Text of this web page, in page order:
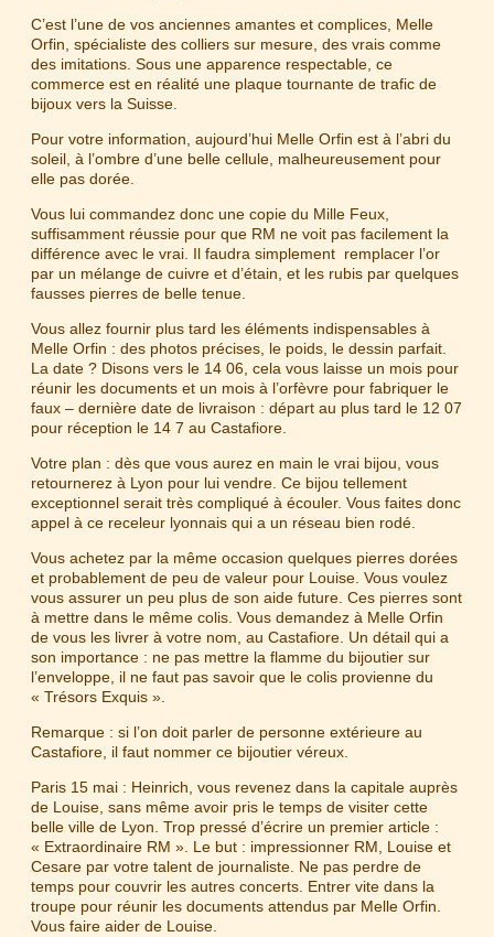
C’est l’une de vos anciennes amantes et complices, Melle
Orfin, spécialiste des colliers sur mesure, des vrais comme
des imitations. Sous une apparence respectable, ce
commerce est en réalité une plaque tournante de trafic de
bijoux vers la Suisse.
Pour votre information, aujourd’hui Melle Orfin est à l’abri du
soleil, à l’ombre d’une belle cellule, malheureusement pour
elle pas dorée.
Vous lui commandez donc une copie du Mille Feux,
suffisamment réussie pour que RM ne voit pas facilement la
différence avec le vrai. Il faudra simplement remplacer l’or
par un mélange de cuivre et d’étain, et les rubis par quelques
fausses pierres de belle tenue.
Vous allez fournir plus tard les éléments indispensables à
Melle Orfin : des photos précises, le poids, le dessin parfait.
La date ? Disons vers le 14 06, cela vous laisse un mois pour
réunir les documents et un mois à l’orfèvre pour fabriquer le
faux – dernière date de livraison : départ au plus tard le 12 07
pour réception le 14 7 au Castafiore.
Votre plan : dès que vous aurez en main le vrai bijou, vous
retournerez à Lyon pour lui vendre. Ce bijou tellement
exceptionnel serait très compliqué à écouler. Vous faites donc
appel à ce receleur lyonnais qui a un réseau bien rodé.
Vous achetez par la même occasion quelques pierres dorées
et probablement de peu de valeur pour Louise. Vous voulez
vous assurer un peu plus de son aide future. Ces pierres sont
à mettre dans le même colis. Vous demandez à Melle Orfin
de vous les livrer à votre nom, au Castafiore. Un détail qui a
son importance : ne pas mettre la flamme du bijoutier sur
l’enveloppe, il ne faut pas savoir que le colis provienne du
« Trésors Exquis ».
Remarque : si l’on doit parler de personne extérieure au
Castafiore, il faut nommer ce bijoutier véreux.
Paris 15 mai : Heinrich, vous revenez dans la capitale auprès
de Louise, sans même avoir pris le temps de visiter cette
belle ville de Lyon. Trop pressé d’écrire un premier article :
« Extraordinaire RM ». Le but : impressionner RM, Louise et
Cesare par votre talent de journaliste. Ne pas perdre de
temps pour couvrir les autres concerts. Entrer vite dans la
troupe pour réunir les documents attendus par Melle Orfin.
Vous faire aider de Louise.